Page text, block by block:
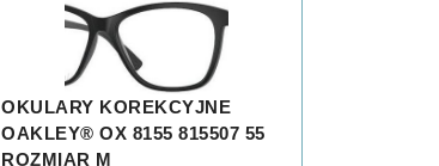
OKULARY KOREKCYJNE
OAKLEY® OX 8155 815507 55
ROZMIAR M